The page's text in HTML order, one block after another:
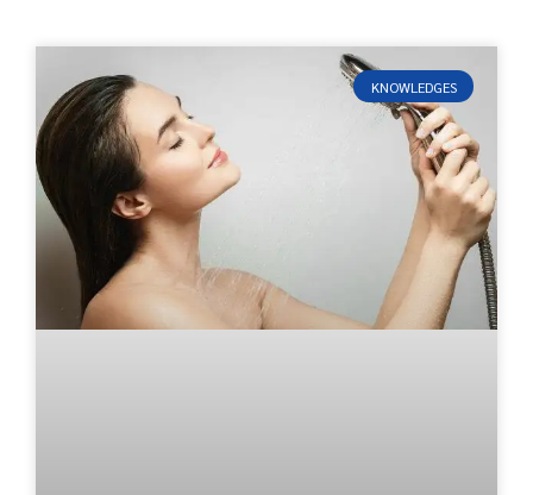
KNOWLEDGES